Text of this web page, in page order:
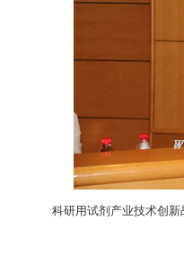
科研用试剂产业技术创